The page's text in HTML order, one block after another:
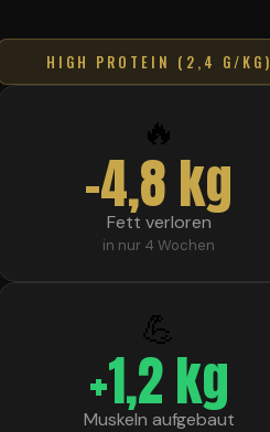
HIGH PROTEIN (2,4 G/KG)
🔥
-4,8 kg
Fett verloren
in nur 4 Wochen
💪
+1,2 kg
Muskeln aufgebaut